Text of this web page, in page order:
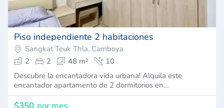
Piso independiente 2 habitaciones
Sangkat Teuk Thla, Camboya
2
2 48 m²
10
Descubre la encantadora vida urbana! Alquila este
encantador apartamento de 2 dormitorios en…
$350 por mes